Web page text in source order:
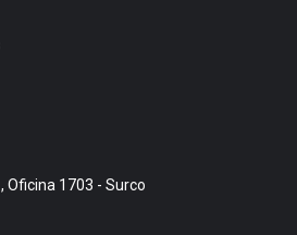
Oficina 1703 - Surco